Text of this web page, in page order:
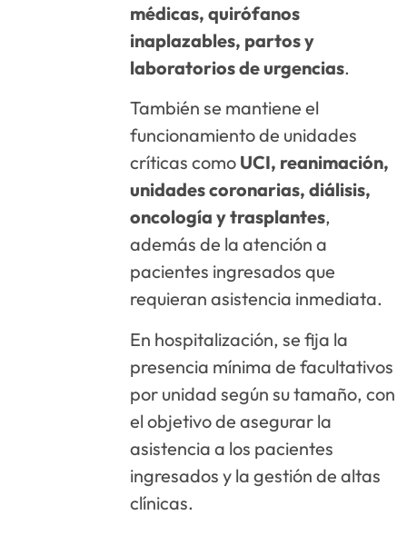
médicas, quirófanos
inaplazables, partos y
laboratorios de urgencias.
También se mantiene el
funcionamiento de unidades
críticas como UCI, reanimación,
unidades coronarias, diálisis,
oncología y trasplantes,
además de la atención a
pacientes ingresados que
requieran asistencia inmediata.
En hospitalización, se fija la
presencia mínima de facultativos
por unidad según su tamaño, con
el objetivo de asegurar la
asistencia a los pacientes
ingresados y la gestión de altas
clínicas.